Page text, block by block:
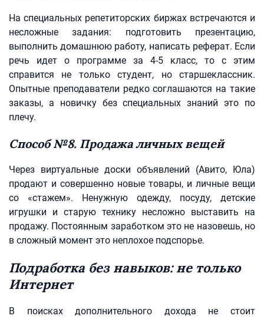
На специальных репетиторских биржах встречаются и
несложные задания: подготовить презентацию,
выполнить домашнюю работу, написать реферат. Если
речь идет о программе за 4-5 класс, то с этим
справится не только студент, но старшеклассник.
Опытные преподаватели редко соглашаются на такие
заказы, а новичку без специальных знаний это по
плечу.
Способ №8. Продажа личных вещей
Через виртуальные доски объявлений (Авито, Юла)
продают и совершенно новые товары, и личные вещи
со «стажем». Ненужную одежду, посуду, детские
игрушки и старую технику несложно выставить на
продажу. Постоянным заработком это не назовешь, но
в сложный момент это неплохое подспорье.
Подработка без навыков: не только
Интернет
В поисках дополнительного дохода не стоит